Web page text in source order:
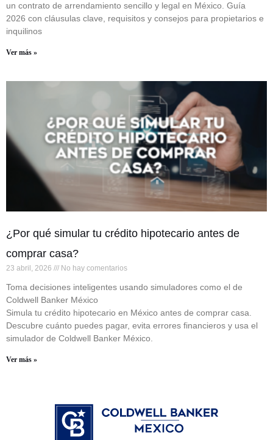
un contrato de arrendamiento sencillo y legal en México. Guía
2026 con cláusulas clave, requisitos y consejos para propietarios e
inquilinos
Ver más »
¿Por qué simular tu crédito hipotecario antes de
comprar casa?
23 abril, 2026 No hay comentarios
Toma decisiones inteligentes usando simuladores como el de
Coldwell Banker México
Simula tu crédito hipotecario en México antes de comprar casa.
Descubre cuánto puedes pagar, evita errores financieros y usa el
simulador de Coldwell Banker México.
Ver más »